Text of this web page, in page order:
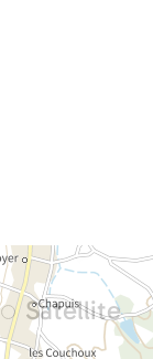
Satellite